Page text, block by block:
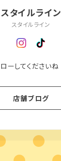
スタイルライン
スタイルライン
ーしてくださいね
店舗ブログ